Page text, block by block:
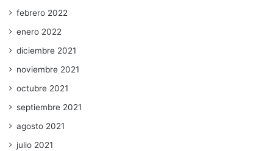
febrero 2022
enero 2022
diciembre 2021
noviembre 2021
octubre 2021
septiembre 2021
agosto 2021
julio 2021